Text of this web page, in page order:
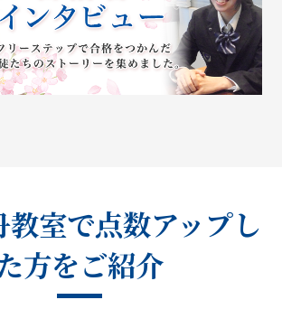
教室で点数アップし
方をご紹介